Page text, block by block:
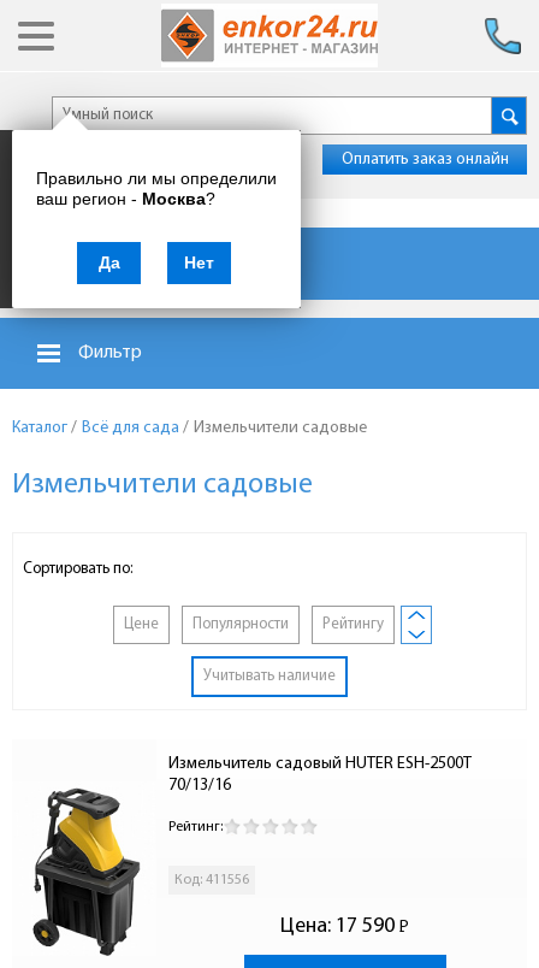
Правильно ли мы определили
ваш регион - Москва?
Да Нет
Оплатить заказ онлайн
Каталог товаров
Фильтр
Каталог / Всё для сада / Измельчители садовые
Измельчители садовые
Сортировать по:
Цене Популярности Рейтингу
Учитывать наличие
Измельчитель садовый HUTER ESH-2500T
70/13/16
Рейтинг:
Код: 411556
Цена: 17 590 Р
-